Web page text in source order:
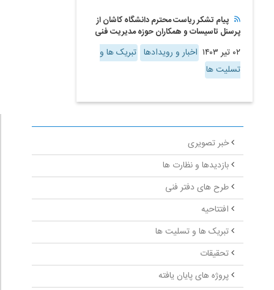
پیام تشکر ریاست محترم دانشگاه کاشان از
پرسنل تاسیسات و همکاران حوزه مدیریت فنی
۰۲ تیر ۱۴۰۳ اخبار و رویدادها تبریک ها و
تسلیت ها
خبر تصویری
بازدیدها و نظارت ها
طرح های دفتر فنی
افتتاحیه
تبریک ها و تسلیت ها
تحقیقات
پروژه های پایان یافته